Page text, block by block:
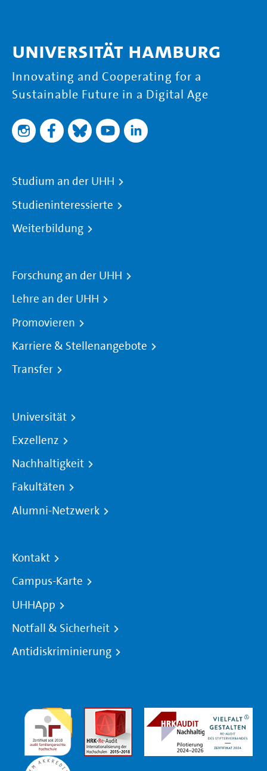
Universität Hamburg
Innovating and Cooperating for a
Sustainable Future in a Digital Age
Studium an der UHH
Studieninteressierte
Weiterbildung
Forschung an der UHH
Lehre an der UHH
Promovieren
Karriere & Stellenangebote
Transfer
Universität
Exzellenz
Nachhaltigkeit
Fakultäten
Alumni-Netzwerk
Kontakt
Campus-Karte
UHHApp
Notfall & Sicherheit
Antidiskriminierung